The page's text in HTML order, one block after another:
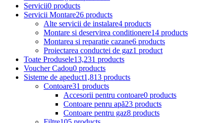
Servicii0 products
Servicii Montare26 products
Alte servicii de instalare4 products
Montare si deservirea conditionere14 products
Montarea si reparatie cazane6 products
Proiectarea conductei de gaz1 product
Toate Produsele13,231 products
Voucher Cadou0 products
Sisteme de apeduct1,813 products
Contoare31 products
Accesorii pentru contoare0 products
Contoare penru apă23 products
Contoare pentru gaz8 products